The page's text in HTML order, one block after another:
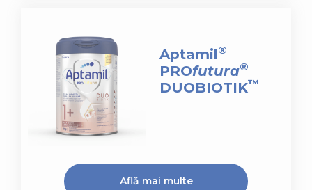
Aptamil®
PROfutura®
DUOBIOTIK™
Află mai multe